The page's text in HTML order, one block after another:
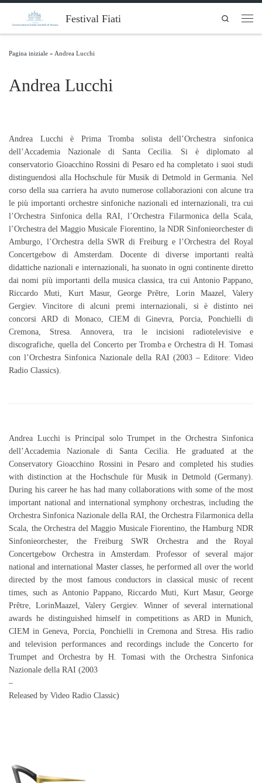
Skip to content Festival Fiati
Search
Pagina iniziale » Andrea Lucchi
Andrea Lucchi
Andrea Lucchi è Prima Tromba solista dell’Orchestra sinfonica
dell’Accademia Nazionale di Santa Cecilia. Si è diplomato al
conservatorio Gioacchino Rossini di Pesaro ed ha completato i suoi studi
distinguendosi alla Hochschule für Musik di Detmold in Germania. Nel
corso della sua carriera ha avuto numerose collaborazioni con alcune tra
le più importanti orchestre sinfoniche nazionali ed internazionali, tra cui
l’Orchestra Sinfonica della RAI, l’Orchestra Filarmonica della Scala,
l’Orchestra del Maggio Musicale Fiorentino, la NDR Sinfonieorchester di
Amburgo, l’Orchestra della SWR di Freiburg e l’Orchestra del Royal
Concertgebow di Amsterdam. Docente di diverse importanti realtà
didattiche nazionali e internazionali, ha suonato in ogni continente diretto
dai nomi più importanti della musica classica, tra cui Antonio Pappano,
Riccardo Muti, Kurt Masur, George Prêtre, Lorin Maazel, Valery
Gergiev. Vincitore di alcuni premi internazionali, si è distinto nei
concorsi ARD di Monaco, CIEM di Ginevra, Porcia, Ponchielli di
Cremona, Stresa. Annovera, tra le incisioni radiotelevisive e
discografiche, quella del Concerto per Tromba e Orchestra di H. Tomasi
con l’Orchestra Sinfonica Nazionale della RAI (2003 – Editore: Video
Radio Classics).
Andrea Lucchi is Principal solo Trumpet in the Orchestra Sinfonica
dell’Accademia Nazionale di Santa Cecilia. He graduated at the
Conservatory Gioacchino Rossini in Pesaro and completed his studies
with distinction at the Hochschule für Musik in Detmold (Germany).
During his career he has had many collaborations with some of the most
important national and international symphony orchestras, including the
Orchestra Sinfonica Nazionale della RAI, the Orchestra Filarmonica della
Scala, the Orchestra del Maggio Musicale Fiorentino, the Hamburg NDR
Sinfonieorchester, the Freiburg SWR Orchestra and the Royal
Concertgebow Orchestra in Amsterdam. Professor of several major
national and international Master classes, he performed all over the world
directed by the most famous conductors in classical music of recent
times, such as Antonio Pappano, Riccardo Muti, Kurt Masur, George
Prêtre, LorinMaazel, Valery Gergiev. Winner of several international
awards he distinguished himself in competitions as ARD in Munich,
CIEM in Geneva, Porcia, Ponchielli in Cremona and Stresa. His radio
and television performances and recordings include the Concerto for
Trumpet and Orchestra by H. Tomasi with the Orchestra Sinfonica
Nazionale della RAI (2003
–
Released by Video Radio Classic)